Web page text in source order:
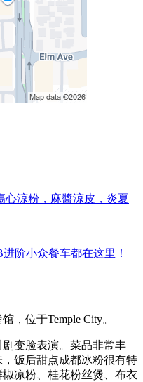
心涼粉，麻醬涼皮，炎夏
阶小众餐车都在这里！
，位于Temple City。
变脸表演。菜品非常丰
饭后甜点成都冰粉很有特
凉粉、桂花粉丝煲、布衣